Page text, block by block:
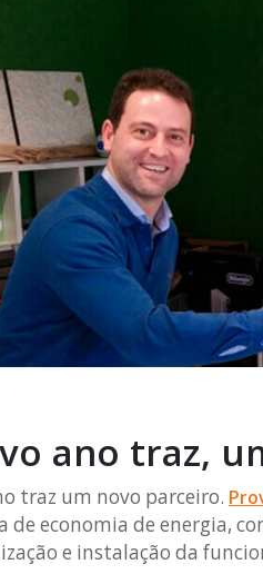
ano traz,
traz um novo parceiro.
de economia de energia,
e instalação da